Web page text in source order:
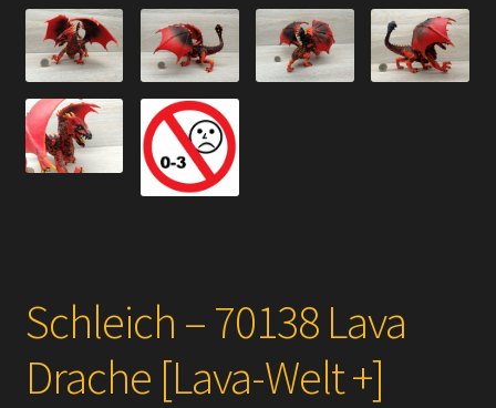
AGB
Widerrufsbelehrung
Datenschutzerklärung
Schleich – 70138 Lava
Drache [Lava-Welt +]